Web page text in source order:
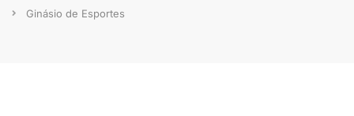
Ginásio de Esportes